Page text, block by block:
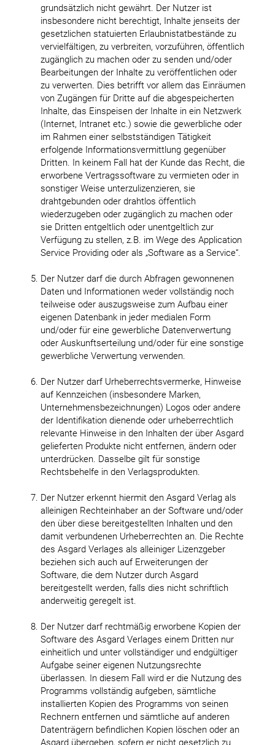
grundsätzlich nicht gewährt. Der Nutzer ist
insbesondere nicht berechtigt, Inhalte jenseits der
gesetzlichen statuierten Erlaubnistatbestände zu
vervielfältigen, zu verbreiten, vorzuführen, öffentlich
zugänglich zu machen oder zu senden und/oder
Bearbeitungen der Inhalte zu veröffentlichen oder
zu verwerten. Dies betrifft vor allem das Einräumen
von Zugängen für Dritte auf die abgespeicherten
Inhalte, das Einspeisen der Inhalte in ein Netzwerk
(Internet, Intranet etc.) sowie die gewerbliche oder
im Rahmen einer selbstständigen Tätigkeit
erfolgende Informationsvermittlung gegenüber
Dritten. In keinem Fall hat der Kunde das Recht, die
erworbene Vertragssoftware zu vermieten oder in
sonstiger Weise unterzulizenzieren, sie
drahtgebunden oder drahtlos öffentlich
wiederzugeben oder zugänglich zu machen oder
sie Dritten entgeltlich oder unentgeltlich zur
Verfügung zu stellen, z.B. im Wege des Application
Service Providing oder als „Software as a Service“.
Der Nutzer darf die durch Abfragen gewonnenen
Daten und Informationen weder vollständig noch
teilweise oder auszugsweise zum Aufbau einer
eigenen Datenbank in jeder medialen Form
und/oder für eine gewerbliche Datenverwertung
oder Auskunftserteilung und/oder für eine sonstige
gewerbliche Verwertung verwenden.
Der Nutzer darf Urheberrechtsvermerke, Hinweise
auf Kennzeichen (insbesondere Marken,
Unternehmensbezeichnungen) Logos oder andere
der Identifikation dienende oder urheberrechtlich
relevante Hinweise in den Inhalten der über Asgard
gelieferten Produkte nicht entfernen, ändern oder
unterdrücken. Dasselbe gilt für sonstige
Rechtsbehelfe in den Verlagsprodukten.
Der Nutzer erkennt hiermit den Asgard Verlag als
alleinigen Rechteinhaber an der Software und/oder
den über diese bereitgestellten Inhalten und den
damit verbundenen Urheberrechten an. Die Rechte
des Asgard Verlages als alleiniger Lizenzgeber
beziehen sich auch auf Erweiterungen der
Software, die dem Nutzer durch Asgard
bereitgestellt werden, falls dies nicht schriftlich
anderweitig geregelt ist.
Der Nutzer darf rechtmäßig erworbene Kopien der
Software des Asgard Verlages einem Dritten nur
einheitlich und unter vollständiger und endgültiger
Aufgabe seiner eigenen Nutzungsrechte
überlassen. In diesem Fall wird er die Nutzung des
Programms vollständig aufgeben, sämtliche
installierten Kopien des Programms von seinen
Rechnern entfernen und sämtliche auf anderen
Datenträgern befindlichen Kopien löschen oder an
Asgard übergeben, sofern er nicht gesetzlich zu